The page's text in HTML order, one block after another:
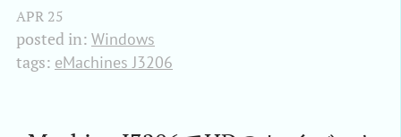
APR 25
posted in: Windows
tags: eMachines J3206